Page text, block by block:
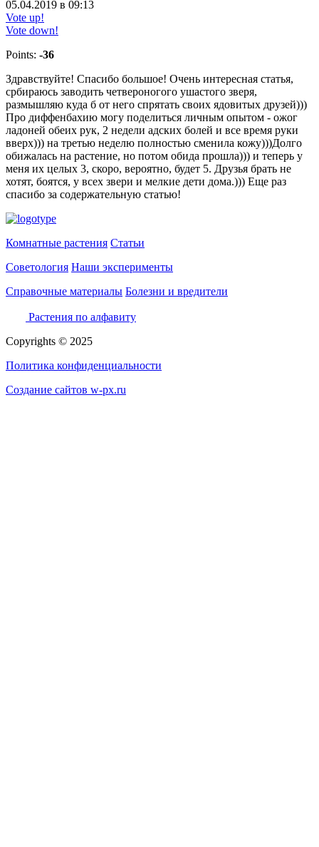
05.04.2019 в 09:13
Vote up!
Vote down!
Points: -36
Здравствуйте! Спасибо большое! Очень интересная статья,
србираюсь заводить четвероногого ушастого зверя,
размышляю куда б от него спрятать своих ядовитых друзей)))
Про диффенбахию могу поделиться личным опытом - ожог
ладоней обеих рук, 2 недели адских болей и все время руки
вверх))) на третью неделю полностью сменила кожу)))Долго
обижалась на растение, но потом обида прошла))) и теперь у
меня их целых 3, скоро, вероятно, будет 5. Друзья брать не
хотят, боятся, у всех звери и мелкие дети дома.))) Еще раз
спасибо за содержательную статью!
Комнатные растения Статьи
Советология Наши эксперименты
Справочные материалы Болезни и вредители
Растения по алфавиту
Copyrights © 2025
Политика конфиденциальности
Создание сайтов w-px.ru